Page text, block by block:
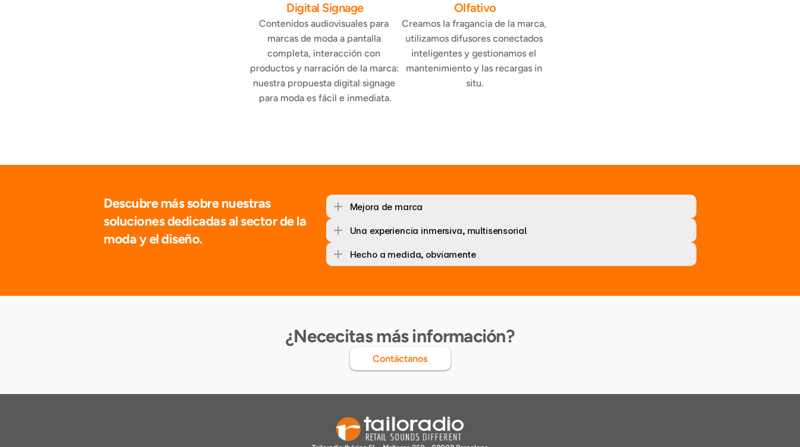
Digital Signage
Contenidos audiovisuales para
marcas de moda a pantalla
completa, interacción con
productos y narración de la marca:
nuestra propuesta digital signage
para moda es fácil e inmediata.
Olfativo
Creamos la fragancia de la marca,
utilizamos difusores conectados
inteligentes y gestionamos el
mantenimiento y las recargas in
situ.
Descubre más sobre nuestras
soluciones dedicadas al sector de la
moda y el diseño.
Mejora de marca
Una experiencia inmersiva, multisensorial
Hecho a medida, obviamente
¿Nececitas más información?
Contáctanos